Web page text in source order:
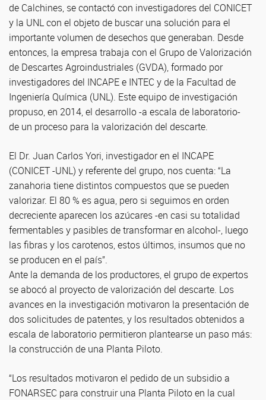
de Calchines, se contactó con investigadores del CONICET
y la UNL con el objeto de buscar una solución para el
importante volumen de desechos que generaban. Desde
entonces, la empresa trabaja con el Grupo de Valorización
de Descartes Agroindustriales (GVDA), formado por
investigadores del INCAPE e INTEC y de la Facultad de
Ingeniería Química (UNL). Este equipo de investigación
propuso, en 2014, el desarrollo -a escala de laboratorio-
de un proceso para la valorización del descarte.
El Dr. Juan Carlos Yori, investigador en el INCAPE
(CONICET -UNL) y referente del grupo, nos cuenta: “La
zanahoria tiene distintos compuestos que se pueden
valorizar. El 80 % es agua, pero si seguimos en orden
decreciente aparecen los azúcares -en casi su totalidad
fermentables y pasibles de transformar en alcohol-, luego
las fibras y los carotenos, estos últimos, insumos que no
se producen en el país”.
Ante la demanda de los productores, el grupo de expertos
se abocó al proyecto de valorización del descarte. Los
avances en la investigación motivaron la presentación de
dos solicitudes de patentes, y los resultados obtenidos a
escala de laboratorio permitieron plantearse un paso más:
la construcción de una Planta Piloto.
“Los resultados motivaron el pedido de un subsidio a
FONARSEC para construir una Planta Piloto en la cual